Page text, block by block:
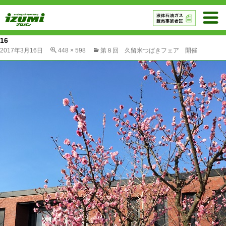
16
2017年3月16日 448 × 598 第８回 久留米つばきフェア 開催